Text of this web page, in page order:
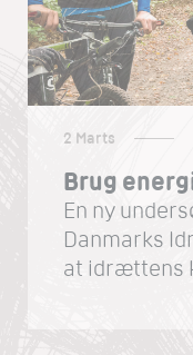
2 Marts
Brug
En ny
Danmarks
at idrættens